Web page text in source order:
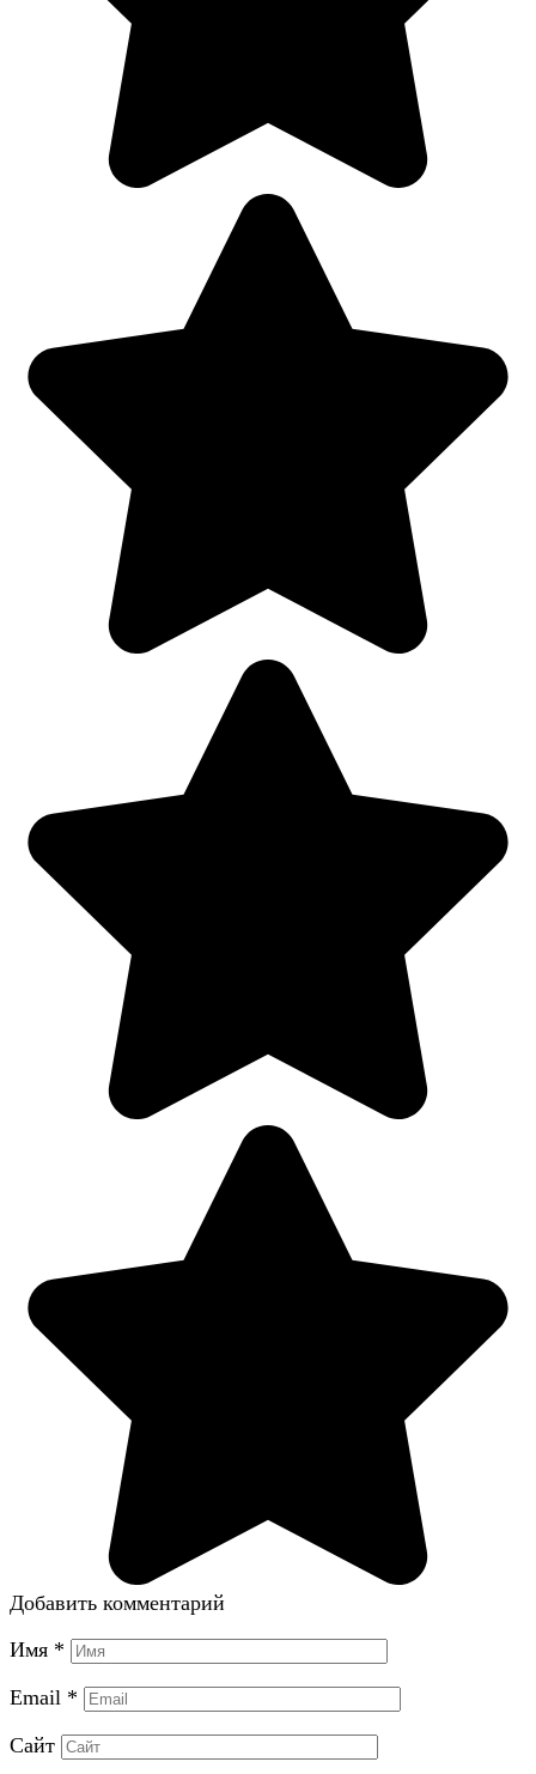
Добавить комментарий
Имя *
Email *
Сайт